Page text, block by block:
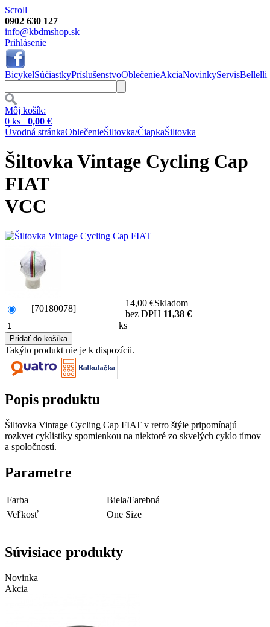
Scroll
0902 630 127
info@kbdmshop.sk
Prihlásenie
BicykelSúčiastkyPríslušenstvoOblečenieAkciaNovinkyServisBellelli
Môj košík:
0 ks 0,00 €
Úvodná stránkaOblečenieŠiltovka/ČiapkaŠiltovka
Šiltovka Vintage Cycling Cap
FIAT
VCC
[70180078]
14,00 €Skladom
bez DPH 11,38 €
ks
Takýto produkt nie je k dispozícii.
Popis produktu
Šiltovka Vintage Cycling Cap FIAT v retro štýle pripomínajú
rozkvet cyklistiky spomienkou na niektoré zo skvelých cyklo tímov
a spoločností.
Parametre
Farba
Biela/Farebná
Veľkosť
One Size
Súvisiace produkty
Novinka
Akcia